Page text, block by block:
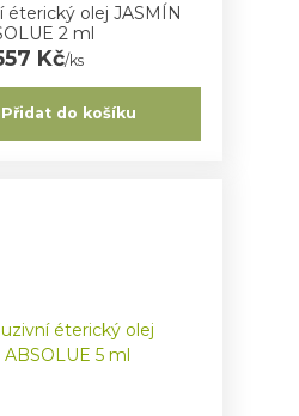
éterický olej JASMÍN
2 ml
Kč/ks
Přidat do košíku